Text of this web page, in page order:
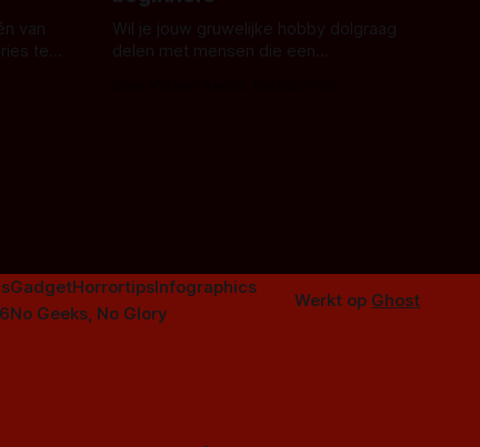
van
te
Wil je jouw gruwelijke hobby dolgraag
delen met mensen die een
GadgetHorrortipsInfographics
No Geeks, No Glory
Werkt op Ghost